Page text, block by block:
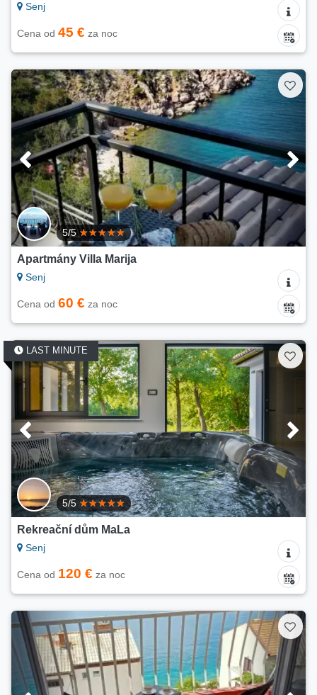
Senj
Cena od 45 € za noc
5/5
Apartmány Villa Marija
Senj
Cena od 60 € za noc
LAST MINUTE
5/5
Rekreační dům MaLa
Senj
Cena od 120 € za noc